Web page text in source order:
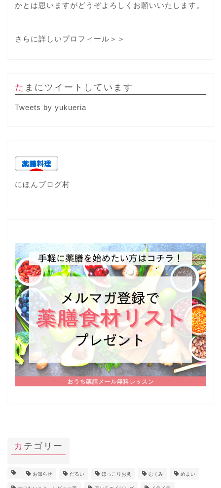
かとは思いますがどうぞよろしくお願いいたします。
さらに詳しいプロフィール＞＞
たまにツイートしています
Tweets by yukueria
にほんブログ村
カテゴリー
お知らせ だるい ほっこりお灸 むくみ めまい